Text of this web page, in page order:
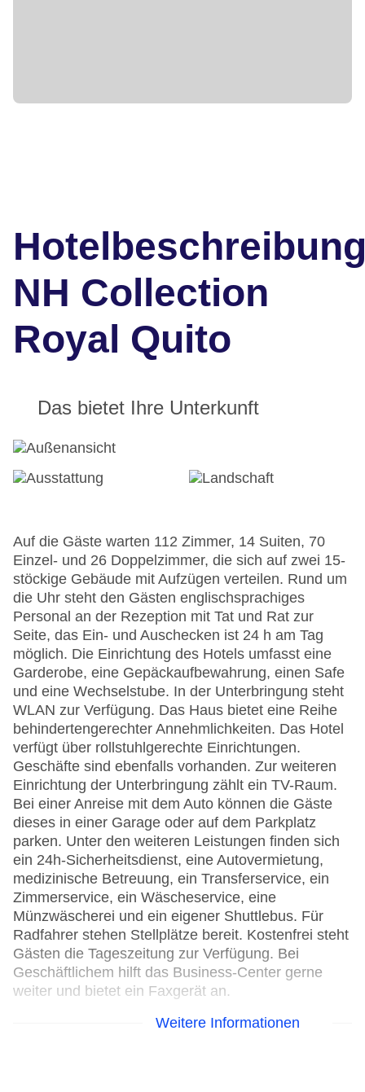
NH Collection
Royal Quito
Das bietet Ihre Unterkunft
Auf die Gäste warten 112 Zimmer, 14 Suiten, 70
Einzel- und 26 Doppelzimmer, die sich auf zwei 15-
stöckige Gebäude mit Aufzügen verteilen. Rund um
die Uhr steht den Gästen englischsprachiges
Personal an der Rezeption mit Tat und Rat zur
Seite, das Ein- und Auschecken ist 24 h am Tag
möglich. Die Einrichtung des Hotels umfasst eine
Garderobe, eine Gepäckaufbewahrung, einen Safe
und eine Wechselstube. In der Unterbringung steht
WLAN zur Verfügung. Das Haus bietet eine Reihe
behindertengerechter Annehmlichkeiten. Das Hotel
verfügt über rollstuhlgerechte Einrichtungen.
Geschäfte sind ebenfalls vorhanden. Zur weiteren
Einrichtung der Unterbringung zählt ein TV-Raum.
Bei einer Anreise mit dem Auto können die Gäste
dieses in einer Garage oder auf dem Parkplatz
parken. Unter den weiteren Leistungen finden sich
ein 24h-Sicherheitsdienst, eine Autovermietung,
medizinische Betreuung, ein Transferservice, ein
Zimmerservice, ein Wäscheservice, eine
Münzwäscherei und ein eigener Shuttlebus. Für
Radfahrer stehen Stellplätze bereit. Kostenfrei steht
Gästen die Tageszeitung zur Verfügung. Bei
Geschäftlichem hilft das Business-Center gerne
weiter und bietet ein Faxgerät an.
Weitere Informationen